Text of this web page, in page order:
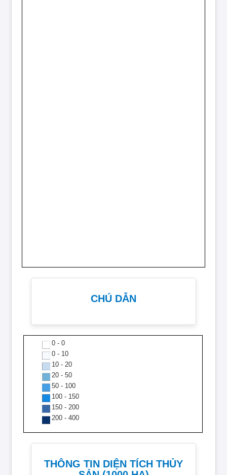
CHÚ DẪN
0 - 0
0 - 10
10 - 20
20 - 50
50 - 100
100 - 150
150 - 200
200 - 400
THÔNG TIN DIỆN TÍCH THỦY